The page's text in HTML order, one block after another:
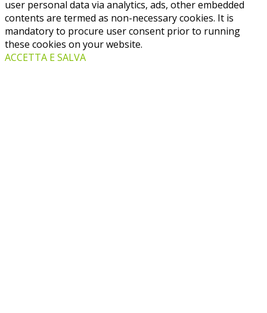
user personal data via analytics, ads, other embedded
contents are termed as non-necessary cookies. It is
mandatory to procure user consent prior to running
these cookies on your website.
ACCETTA E SALVA